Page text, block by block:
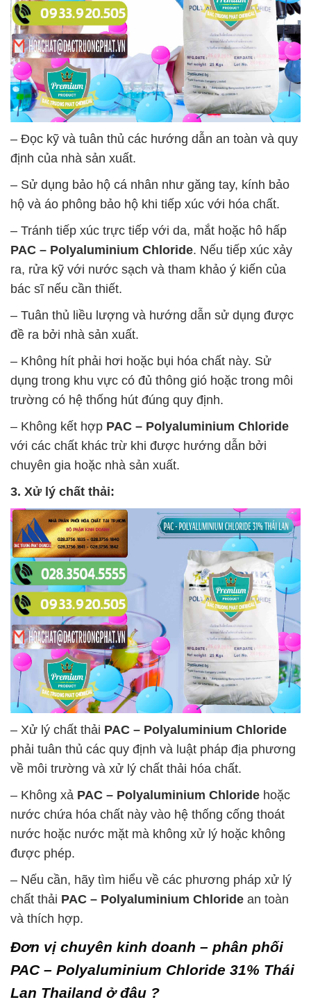
– Đọc kỹ và tuân thủ các hướng dẫn an toàn và quy
định của nhà sản xuất.
– Sử dụng bảo hộ cá nhân như găng tay, kính bảo
hộ và áo phông bảo hộ khi tiếp xúc với hóa chất.
– Tránh tiếp xúc trực tiếp với da, mắt hoặc hô hấp
PAC – Polyaluminium Chloride. Nếu tiếp xúc xảy
ra, rửa kỹ với nước sạch và tham khảo ý kiến của
bác sĩ nếu cần thiết.
– Tuân thủ liều lượng và hướng dẫn sử dụng được
đề ra bởi nhà sản xuất.
– Không hít phải hơi hoặc bụi hóa chất này. Sử
dụng trong khu vực có đủ thông gió hoặc trong môi
trường có hệ thống hút đúng quy định.
– Không kết hợp PAC – Polyaluminium Chloride
với các chất khác trừ khi được hướng dẫn bởi
chuyên gia hoặc nhà sản xuất.
3. Xử lý chất thải:
– Xử lý chất thải PAC – Polyaluminium Chloride
phải tuân thủ các quy định và luật pháp địa phương
về môi trường và xử lý chất thải hóa chất.
– Không xả PAC – Polyaluminium Chloride hoặc
nước chứa hóa chất này vào hệ thống cống thoát
nước hoặc nước mặt mà không xử lý hoặc không
được phép.
– Nếu cần, hãy tìm hiểu về các phương pháp xử lý
chất thải PAC – Polyaluminium Chloride an toàn
và thích hợp.
Đơn vị chuyên kinh doanh – phân phối
PAC – Polyaluminium Chloride 31% Thái
Lan Thailand ở đâu ?